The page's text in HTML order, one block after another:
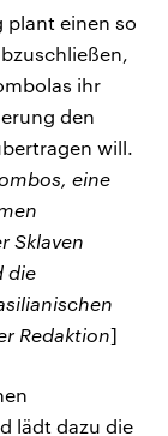
plant einen so
ihr
den
will.
eine
Sklaven
die
Redaktion]
lädt dazu die